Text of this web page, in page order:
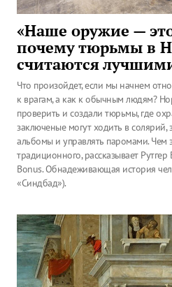
«Наше оружие —
почему тюрьмы в
считаются
Что произойдет, если мы начнем
к врагам, а как к обычным людям?
проверить и создали тюрьмы, где
заключеные могут ходить в солярий,
альбомы и управлять паромами. Чем
традиционного, рассказывает
Bonus. Обнадеживающая история
«Синдбад»).